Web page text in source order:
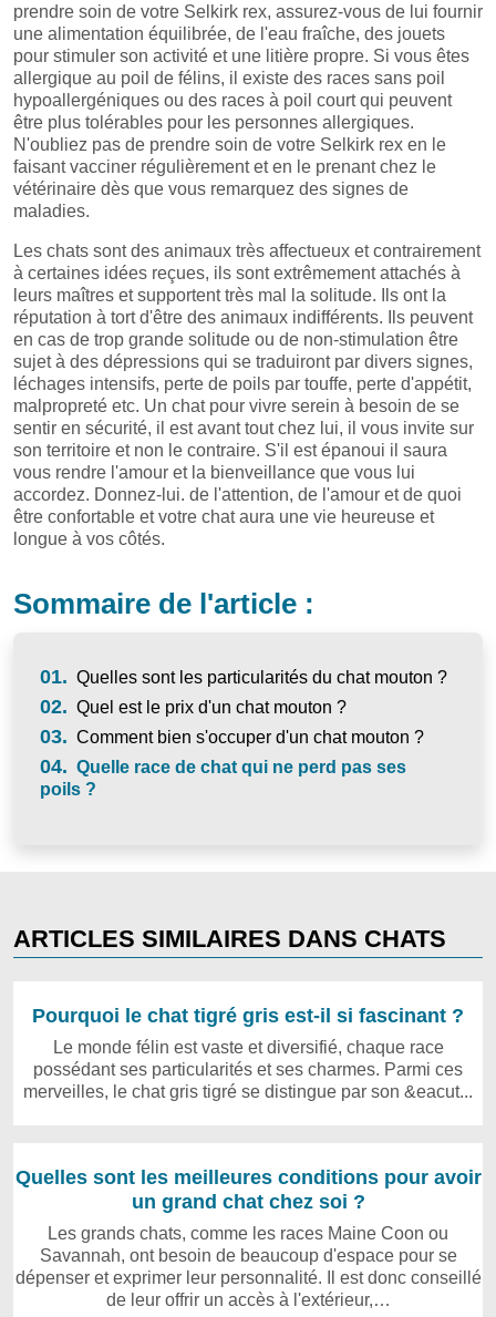
prendre soin de votre Selkirk rex, assurez-vous de lui fournir
une alimentation équilibrée, de l'eau fraîche, des jouets
pour stimuler son activité et une litière propre. Si vous êtes
allergique au poil de félins, il existe des races sans poil
hypoallergéniques ou des races à poil court qui peuvent
être plus tolérables pour les personnes allergiques.
N'oubliez pas de prendre soin de votre Selkirk rex en le
faisant vacciner régulièrement et en le prenant chez le
vétérinaire dès que vous remarquez des signes de
maladies.
Les chats sont des animaux très affectueux et contrairement
à certaines idées reçues, ils sont extrêmement attachés à
leurs maîtres et supportent très mal la solitude. Ils ont la
réputation à tort d'être des animaux indifférents. Ils peuvent
en cas de trop grande solitude ou de non-stimulation être
sujet à des dépressions qui se traduiront par divers signes,
léchages intensifs, perte de poils par touffe, perte d'appétit,
malpropreté etc. Un chat pour vivre serein à besoin de se
sentir en sécurité, il est avant tout chez lui, il vous invite sur
son territoire et non le contraire. S'il est épanoui il saura
vous rendre l'amour et la bienveillance que vous lui
accordez. Donnez-lui. de l'attention, de l'amour et de quoi
être confortable et votre chat aura une vie heureuse et
longue à vos côtés.
Sommaire de l'article :
01. Quelles sont les particularités du chat mouton ?
02. Quel est le prix d'un chat mouton ?
03. Comment bien s'occuper d'un chat mouton ?
04. Quelle race de chat qui ne perd pas ses
poils ?
ARTICLES SIMILAIRES DANS CHATS
Pourquoi le chat tigré gris est-il si fascinant ?
Le monde félin est vaste et diversifié, chaque race
possédant ses particularités et ses charmes. Parmi ces
merveilles, le chat gris tigré se distingue par son &eacut...
Quelles sont les meilleures conditions pour avoir
un grand chat chez soi ?
Les grands chats, comme les races Maine Coon ou
Savannah, ont besoin de beaucoup d'espace pour se
dépenser et exprimer leur personnalité. Il est donc conseillé
de leur offrir un accès à l'extérieur,…